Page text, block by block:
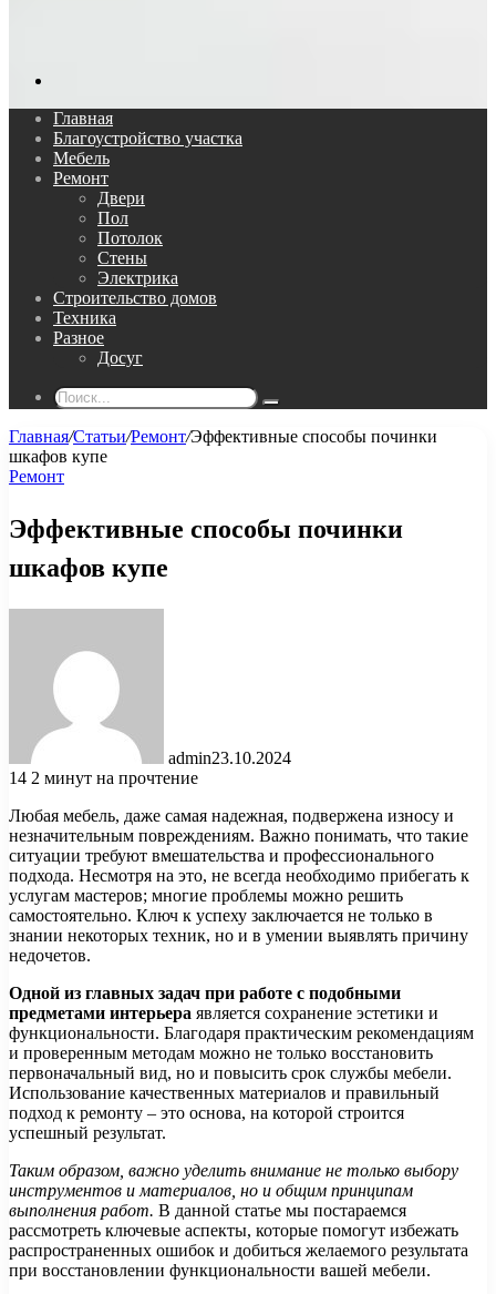
Главная
Благоустройство участка
Мебель
Ремонт
Двери
Пол
Потолок
Стены
Электрика
Строительство домов
Техника
Разное
Досуг
Поиск...
Главная/Статьи/Ремонт/Эффективные способы починки
шкафов купе
Ремонт
Эффективные способы починки
шкафов купе
admin23.10.2024
14 2 минут на прочтение
Любая мебель, даже самая надежная, подвержена износу и
незначительным повреждениям. Важно понимать, что такие
ситуации требуют вмешательства и профессионального
подхода. Несмотря на это, не всегда необходимо прибегать к
услугам мастеров; многие проблемы можно решить
самостоятельно. Ключ к успеху заключается не только в
знании некоторых техник, но и в умении выявлять причину
недочетов.
Одной из главных задач при работе с подобными
предметами интерьера является сохранение эстетики и
функциональности. Благодаря практическим рекомендациям
и проверенным методам можно не только восстановить
первоначальный вид, но и повысить срок службы мебели.
Использование качественных материалов и правильный
подход к ремонту – это основа, на которой строится
успешный результат.
Таким образом, важно уделить внимание не только выбору
инструментов и материалов, но и общим принципам
выполнения работ. В данной статье мы постараемся
рассмотреть ключевые аспекты, которые помогут избежать
распространенных ошибок и добиться желаемого результата
при восстановлении функциональности вашей мебели.